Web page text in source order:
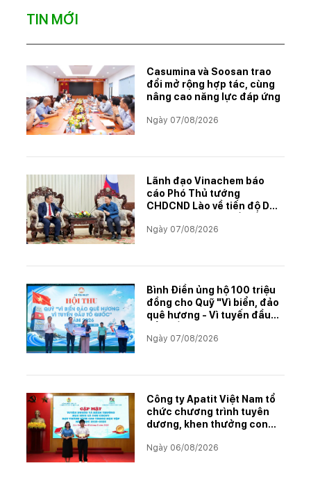
TIN MỚI
Casumina và Soosan trao
đổi mở rộng hợp tác, cùng
nâng cao năng lực đáp ứng
Ngày 07/08/2026
Lãnh đạo Vinachem báo
cáo Phó Thủ tướng
CHDCND Lào về tiến độ Dự
muối mỏ Kali
Ngày 07/08/2026
Bình Điền ủng hộ 100 triệu
đồng cho Quỹ "Vì biển, đảo
quê hương - Vì tuyến đầu
Ngày 07/08/2026
Công ty Apatit Việt Nam tổ
chức chương trình tuyên
dương, khen thưởng con
học tập xuất sắc năm học
Ngày 06/08/2026